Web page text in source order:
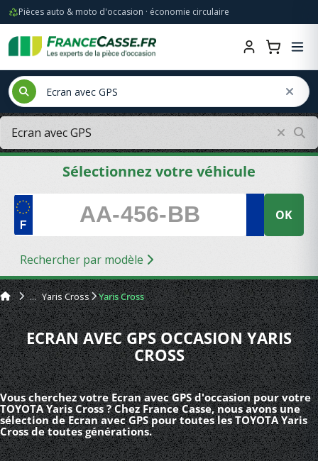
Pièces auto & moto d'occasion · économie circulaire
Sélectionnez votre véhicule
OK
Rechercher par modèle
Yaris Cross Yaris Cross
ECRAN AVEC GPS OCCASION YARIS
CROSS
Vous cherchez votre Ecran avec GPS d'occasion pour votre
TOYOTA Yaris Cross ? Chez France Casse, nous avons une
sélection de Ecran avec GPS pour toutes les TOYOTA Yaris
Cross de toutes générations.